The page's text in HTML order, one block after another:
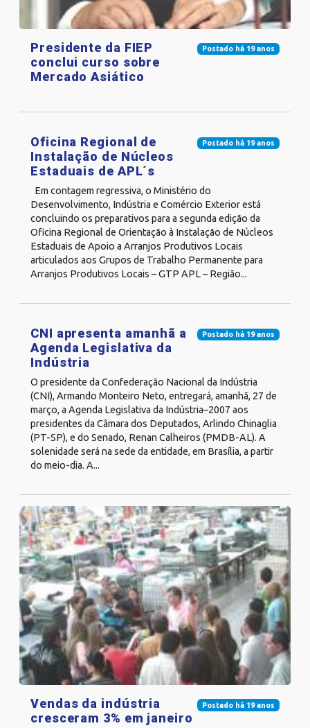
Postado há 19 anos
Presidente da FIEP
conclui curso sobre
Mercado Asiático
Postado há 19 anos
Oficina Regional de
Instalação de Núcleos
Estaduais de APL´s
Em contagem regressiva, o Ministério do
Desenvolvimento, Indústria e Comércio Exterior está
concluindo os preparativos para a segunda edição da
Oficina Regional de Orientação à Instalação de Núcleos
Estaduais de Apoio a Arranjos Produtivos Locais
articulados aos Grupos de Trabalho Permanente para
Arranjos Produtivos Locais – GTP APL – Região...
Postado há 19 anos
CNI apresenta amanhã a
Agenda Legislativa da
Indústria
O presidente da Confederação Nacional da Indústria
(CNI), Armando Monteiro Neto, entregará, amanhã, 27 de
março, a Agenda Legislativa da Indústria–2007 aos
presidentes da Câmara dos Deputados, Arlindo Chinaglia
(PT-SP), e do Senado, Renan Calheiros (PMDB-AL). A
solenidade será na sede da entidade, em Brasília, a partir
do meio-dia. A...
Postado há 19 anos
Vendas da indústria
cresceram 3% em janeiro